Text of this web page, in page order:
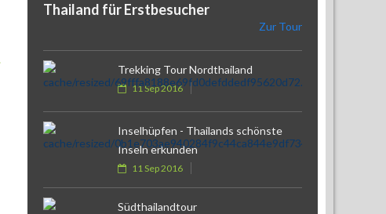
Thailand für Erstbesucher
Zur Tour
Trekking Tour Nordthailand
11 Sep 2016
Inselhüpfen - Thailands schönste
Inseln erkunden
11 Sep 2016
Südthailandtour